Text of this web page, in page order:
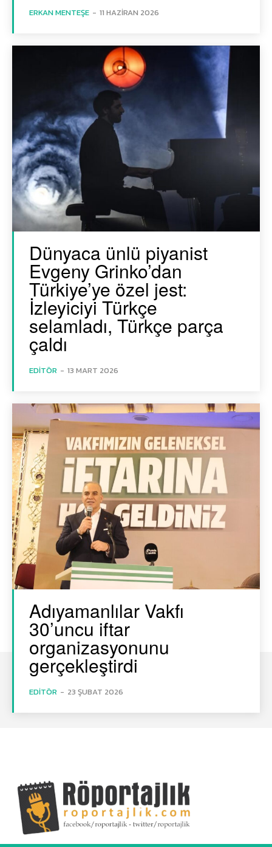
ERKAN MENTEŞE - 11 HAZIRAN 2026
Dünyaca ünlü piyanist
Evgeny Grinko’dan
Türkiye’ye özel jest:
İzleyiciyi Türkçe
selamladı, Türkçe parça
çaldı
EDITÖR - 13 MART 2026
Adıyamanlılar Vakfı
30’uncu iftar
organizasyonunu
gerçekleştirdi
EDITÖR - 23 ŞUBAT 2026